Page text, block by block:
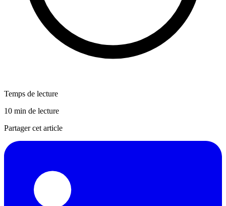
Temps de lecture
10 min de lecture
Partager cet article